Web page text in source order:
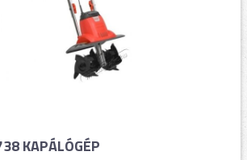
KAPÁLÓGÉP